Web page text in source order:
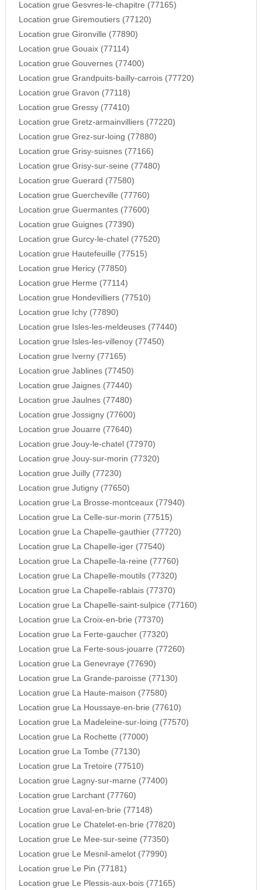
Location grue Gesvres-le-chapitre (77165)
Location grue Giremoutiers (77120)
Location grue Gironville (77890)
Location grue Gouaix (77114)
Location grue Gouvernes (77400)
Location grue Grandpuits-bailly-carrois (77720)
Location grue Gravon (77118)
Location grue Gressy (77410)
Location grue Gretz-armainvilliers (77220)
Location grue Grez-sur-loing (77880)
Location grue Grisy-suisnes (77166)
Location grue Grisy-sur-seine (77480)
Location grue Guerard (77580)
Location grue Guercheville (77760)
Location grue Guermantes (77600)
Location grue Guignes (77390)
Location grue Gurcy-le-chatel (77520)
Location grue Hautefeuille (77515)
Location grue Hericy (77850)
Location grue Herme (77114)
Location grue Hondevilliers (77510)
Location grue Ichy (77890)
Location grue Isles-les-meldeuses (77440)
Location grue Isles-les-villenoy (77450)
Location grue Iverny (77165)
Location grue Jablines (77450)
Location grue Jaignes (77440)
Location grue Jaulnes (77480)
Location grue Jossigny (77600)
Location grue Jouarre (77640)
Location grue Jouy-le-chatel (77970)
Location grue Jouy-sur-morin (77320)
Location grue Juilly (77230)
Location grue Jutigny (77650)
Location grue La Brosse-montceaux (77940)
Location grue La Celle-sur-morin (77515)
Location grue La Chapelle-gauthier (77720)
Location grue La Chapelle-iger (77540)
Location grue La Chapelle-la-reine (77760)
Location grue La Chapelle-moutils (77320)
Location grue La Chapelle-rablais (77370)
Location grue La Chapelle-saint-sulpice (77160)
Location grue La Croix-en-brie (77370)
Location grue La Ferte-gaucher (77320)
Location grue La Ferte-sous-jouarre (77260)
Location grue La Genevraye (77690)
Location grue La Grande-paroisse (77130)
Location grue La Haute-maison (77580)
Location grue La Houssaye-en-brie (77610)
Location grue La Madeleine-sur-loing (77570)
Location grue La Rochette (77000)
Location grue La Tombe (77130)
Location grue La Tretoire (77510)
Location grue Lagny-sur-marne (77400)
Location grue Larchant (77760)
Location grue Laval-en-brie (77148)
Location grue Le Chatelet-en-brie (77820)
Location grue Le Mee-sur-seine (77350)
Location grue Le Mesnil-amelot (77990)
Location grue Le Pin (77181)
Location grue Le Plessis-aux-bois (77165)